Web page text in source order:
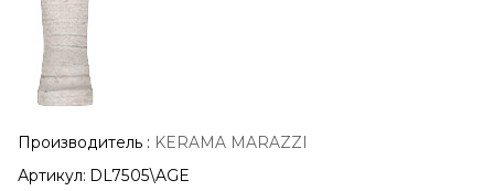
Производитель : KERAMA MARAZZI
Артикул: DL7505\AGE